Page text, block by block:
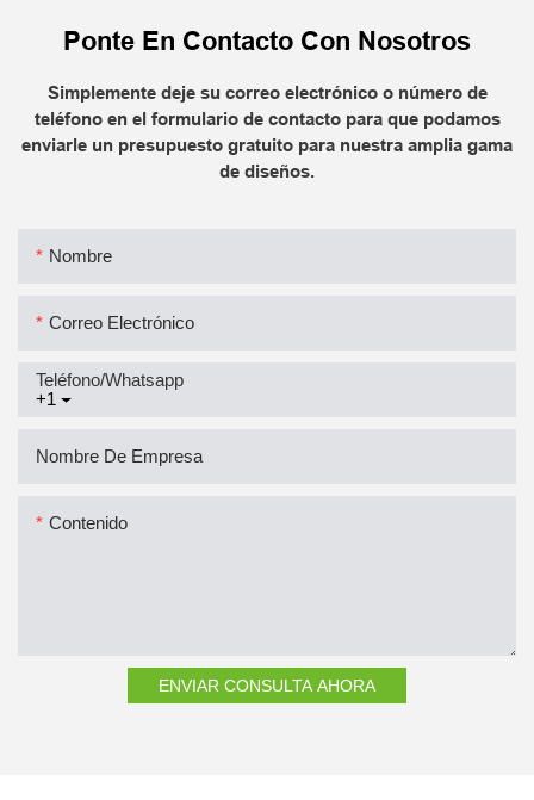
Ponte En Contacto Con Nosotros
Simplemente deje su correo electrónico o número de
teléfono en el formulario de contacto para que podamos
enviarle un presupuesto gratuito para nuestra amplia gama
de diseños.
Nombre
Correo Electrónico
+1
Teléfono/whatsapp
Nombre De Empresa
Contenido
ENVIAR CONSULTA AHORA